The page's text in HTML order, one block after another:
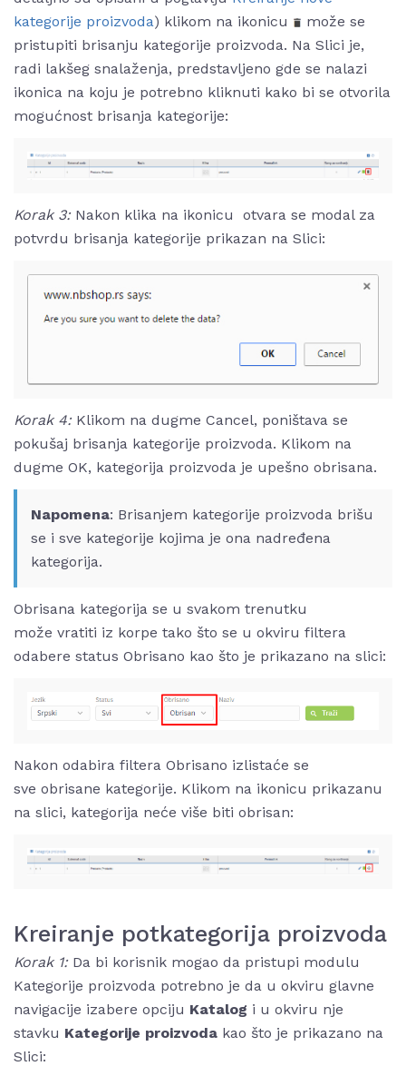
kategorije proizvoda) klikom na ikonicu
može se
pristupiti brisanju kategorije proizvoda. Na Slici je,
radi lakšeg snalaženja, predstavljeno gde se nalazi
ikonica na koju je potrebno kliknuti kako bi se otvorila
mogućnost brisanja kategorije:
Korak 3: Nakon klika na ikonicu
otvara se modal za
potvrdu brisanja kategorije prikazan na Slici:
Korak 4: Klikom na dugme Cancel, poništava se
pokušaj brisanja kategorije proizvoda. Klikom na
dugme OK, kategorija proizvoda je upešno obrisana.
Napomena: Brisanjem kategorije proizvoda brišu
se i sve kategorije kojima je ona nadređena
kategorija.
Obrisana kategorija se u svakom trenutku
može vratiti iz korpe tako što se u okviru filtera
odabere status Obrisano kao što je prikazano na slici:
Nakon odabira filtera Obrisano izlistaće se
sve obrisane kategorije. Klikom na ikonicu prikazanu
na slici, kategorija neće više biti obrisan:
Kreiranje potkategorija proizvoda
Korak 1:Da bi korisnik mogao da pristupi modulu
Kategorije proizvoda potrebno je da u okviru glavne
navigacije izabere opciju Katalog i u okviru nje
stavku Kategorije proizvoda kao što je prikazano na
Slici: